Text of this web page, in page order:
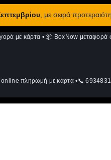
, με σειρά
με κάρτα • 📦 BoxNow μεταφορά
πληρωμή με κάρτα •📞